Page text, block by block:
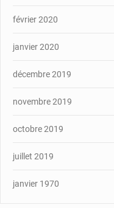
février 2020
janvier 2020
décembre 2019
novembre 2019
octobre 2019
juillet 2019
janvier 1970